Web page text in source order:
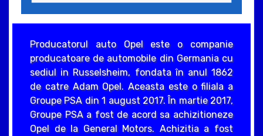
Producatorul auto Opel este o companie
producatoare de automobile din Germania cu
sediul in Russelsheim, fondata în anul 1862
de catre Adam Opel. Aceasta este o filiala a
Groupe PSA din 1 august 2017. În martie 2017,
Groupe PSA a fost de acord sa achizitioneze
Opel de la General Motors. Achizitia a fost